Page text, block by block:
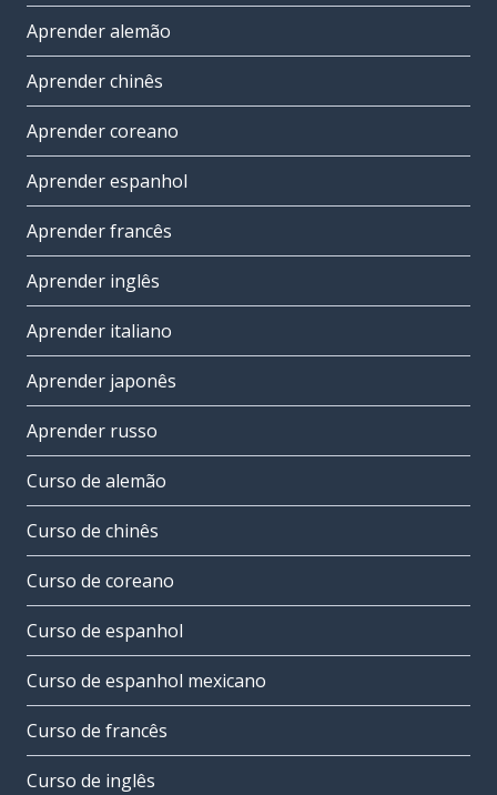
Aprender alemão
Aprender chinês
Aprender coreano
Aprender espanhol
Aprender francês
Aprender inglês
Aprender italiano
Aprender japonês
Aprender russo
Curso de alemão
Curso de chinês
Curso de coreano
Curso de espanhol
Curso de espanhol mexicano
Curso de francês
Curso de inglês